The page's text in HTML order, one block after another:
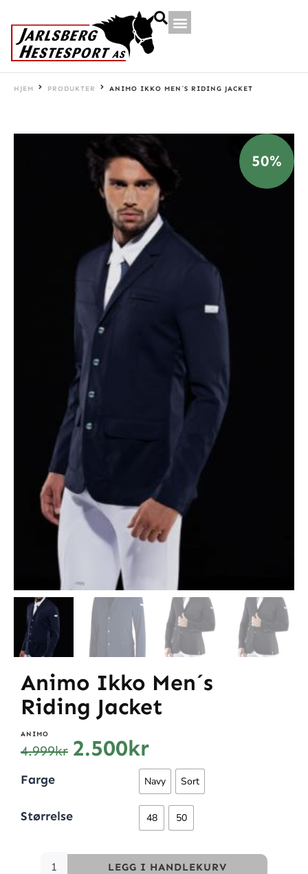
HJEM PRODUKTER ANIMO IKKO MEN´S RIDING JACKET
50%
Animo Ikko Men´s
Riding Jacket
ANIMO
4.999kr 2.500kr
Farge Navy Sort
Størrelse 48 50
LEGG I HANDLEKURV